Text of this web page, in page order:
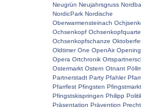
Neugrün Neujahrsgruss
NordicPark Nordische
Oberwarmensteinach
Ochsenkopf
Ochsenkopfschanze
Oldtimer One OpenAir Opening
Opera Ortchronik
Ostermarkt Ostern Otnant
Partnerstadt Party Pfahler
Pfarrfest Pfingsten Pfingstmarkt
Pfingstskispringen Philipp
Präsentation Prävention